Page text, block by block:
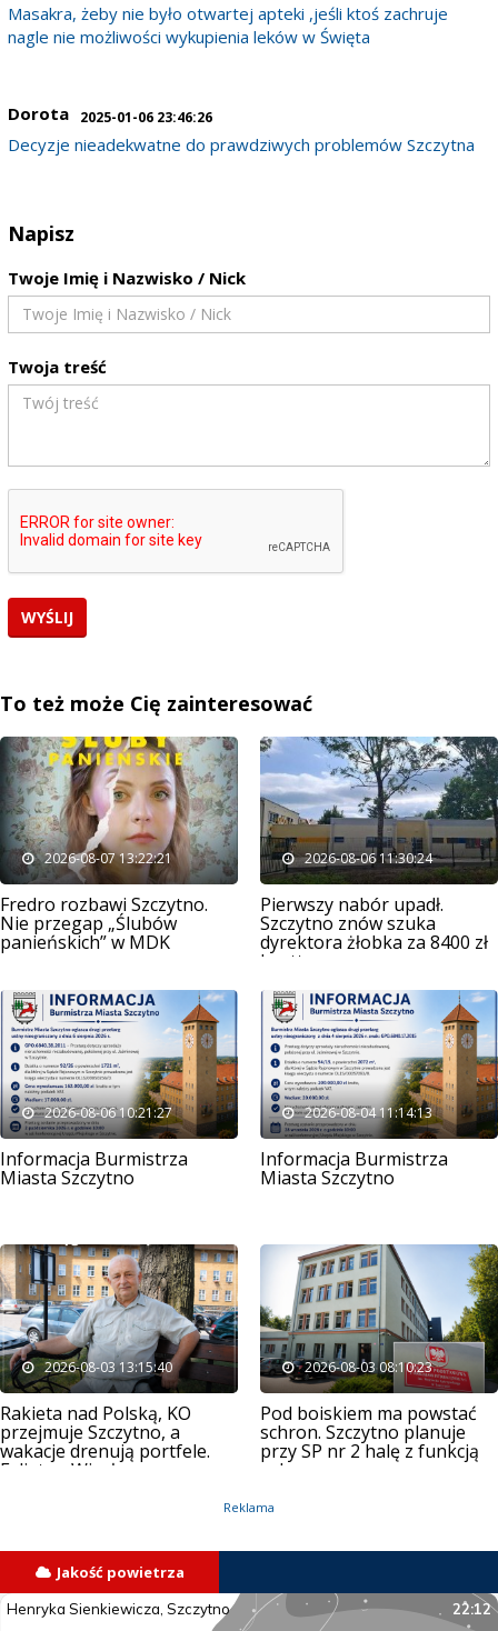
Masakra, żeby nie było otwartej apteki ,jeśli ktoś zachruje
nagle nie możliwości wykupienia leków w Święta
Dorota 2025-01-06 23:46:26
Decyzje nieadekwatne do prawdziwych problemów Szczytna
Napisz
Twoje Imię i Nazwisko / Nick
Twoja treść
To też może Cię zainteresować
2026-08-07 13:22:21
Fredro rozbawi Szczytno.
Nie przegap „Ślubów
panieńskich” w MDK
2026-08-06 11:30:24
Pierwszy nabór upadł.
Szczytno znów szuka
dyrektora żłobka za 8400 zł
brutto
2026-08-06 10:21:27
Informacja Burmistrza
Miasta Szczytno
2026-08-04 11:14:13
Informacja Burmistrza
Miasta Szczytno
2026-08-03 13:15:40
Rakieta nad Polską, KO
przejmuje Szczytno, a
wakacje drenują portfele.
Felieton Wiesława
2026-08-03 08:10:23
Pod boiskiem ma powstać
schron. Szczytno planuje
przy SP nr 2 halę z funkcją
ochronną
Reklama
Jakość powietrza